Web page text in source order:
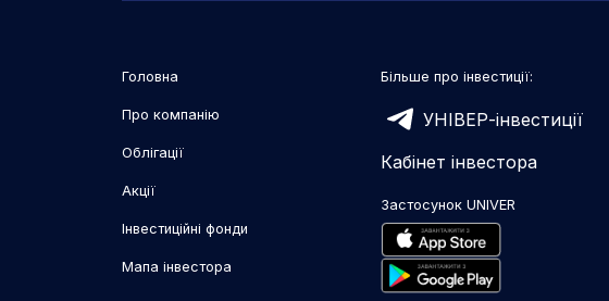
Головна
Про компанію
Облігації
Акції
Інвестиційні фонди
Мапа інвестора
Більше про інвестиції:
УНІВЕР-інвестиції
Кабінет інвестора
Застосунок UNIVER